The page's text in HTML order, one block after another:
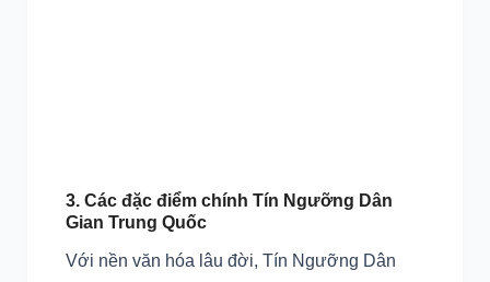
3. Các đặc điểm chính Tín Ngưỡng Dân
Gian Trung Quốc
Với nền văn hóa lâu đời, Tín Ngưỡng Dân